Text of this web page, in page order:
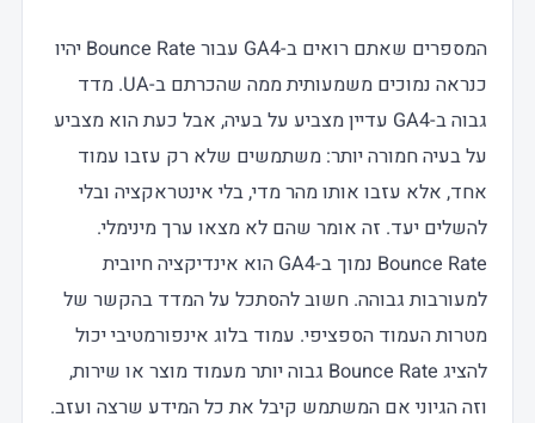
המספרים שאתם רואים ב-GA4 עבור Bounce Rate יהיו
כנראה נמוכים משמעותית ממה שהכרתם ב-UA. מדד
גבוה ב-GA4 עדיין מצביע על בעיה, אבל כעת הוא מצביע
על בעיה חמורה יותר: משתמשים שלא רק עזבו עמוד
אחד, אלא עזבו אותו מהר מדי, בלי אינטראקציה ובלי
להשלים יעד. זה אומר שהם לא מצאו ערך מינימלי.
Bounce Rate נמוך ב-GA4 הוא אינדיקציה חיובית
למעורבות גבוהה. חשוב להסתכל על המדד בהקשר של
מטרות העמוד הספציפי. עמוד בלוג אינפורמטיבי יכול
להציג Bounce Rate גבוה יותר מעמוד מוצר או שירות,
וזה הגיוני אם המשתמש קיבל את כל המידע שרצה ועזב.